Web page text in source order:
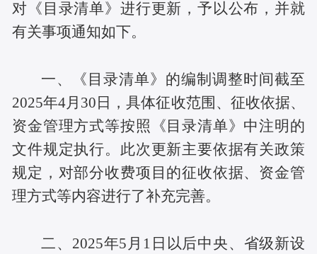
对《目录清单》进行更新，予以公布，并就
有关事项通知如下。
一、《目录清单》的编制调整时间截至
2025年4月30日，具体征收范围、征收依据、
资金管理方式等按照《目录清单》中注明的
文件规定执行。此次更新主要依据有关政策
规定，对部分收费项目的征收依据、资金管
理方式等内容进行了补充完善。
二、2025年5月1日以后中央、省级新设